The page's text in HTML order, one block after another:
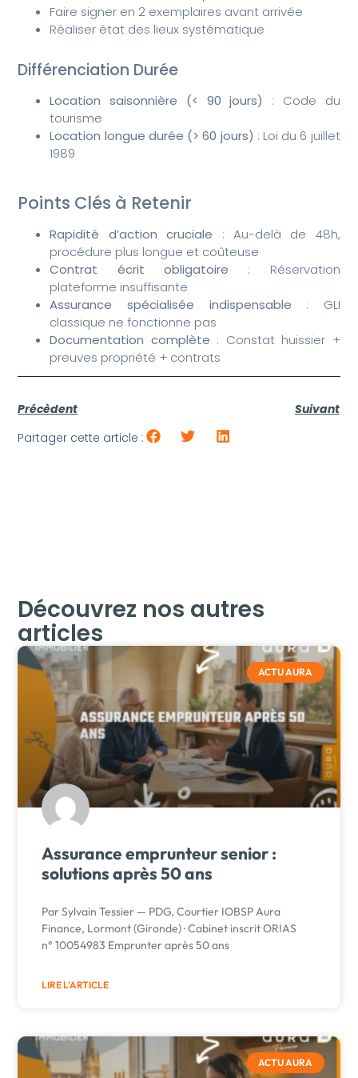
Faire signer en 2 exemplaires avant arrivée
Réaliser état des lieux systématique
Différenciation Durée
Location saisonnière (< 90 jours)
: Code du
tourisme
Location longue durée (> 60 jours) : Loi du 6 juillet
1989
Points Clés à Retenir
Rapidité d’action cruciale : Au-delà de 48h,
procédure plus longue et coûteuse
Contrat écrit obligatoire : Réservation
plateforme insuffisante
Assurance spécialisée indispensable : GLI
classique ne fonctionne pas
Documentation complète : Constat huissier +
preuves propriété + contrats
Précèdent
Suivant
Partager cette article :
Découvrez nos autres
articles
ACTU AURA
Assurance emprunteur senior :
solutions après 50 ans
Par Sylvain Tessier — PDG, Courtier IOBSP Aura
Finance, Lormont (Gironde) · Cabinet inscrit ORIAS
n° 10054983 Emprunter après 50 ans
LIRE L'ARTICLE
ACTU AURA